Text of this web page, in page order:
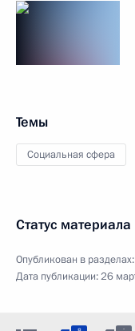
Темы
Социальная сфера
Статус материала
Опубликован в разделах:
Дата публикации:26